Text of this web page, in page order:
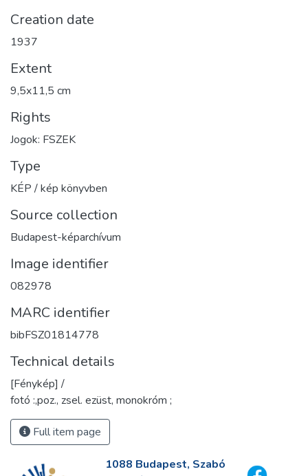
Creation date
1937
Extent
9,5x11,5 cm
Rights
Jogok: FSZEK
Type
KÉP / kép könyvben
Source collection
Budapest-képarchívum
Image identifier
082978
MARC identifier
bibFSZ01814778
Technical details
[Fénykép] /
fotó :,poz., zsel. ezüst, monokróm ;
Full item page
1088 Budapest, Szabó